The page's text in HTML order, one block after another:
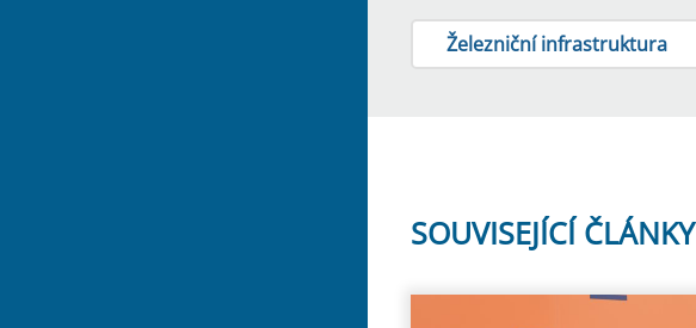
Železniční infrastruktura
SOUVISEJÍCÍ ČLÁNKY